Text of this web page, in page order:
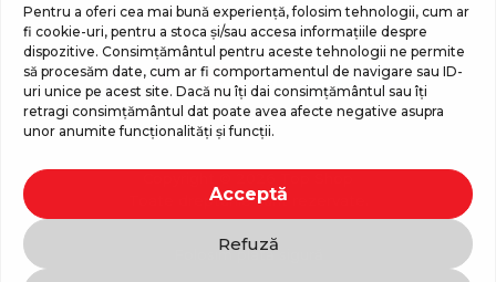
Pentru a oferi cea mai bună experiență, folosim tehnologii, cum ar
fi cookie-uri, pentru a stoca și/sau accesa informațiile despre
dispozitive. Consimțământul pentru aceste tehnologii ne permite
să procesăm date, cum ar fi comportamentul de navigare sau ID-
uri unice pe acest site. Dacă nu îți dai consimțământul sau îți
retragi consimțământul dat poate avea afecte negative asupra
unor anumite funcționalități și funcții.
Acceptă
Refuză
Regulament Campanie „100 zile pana la vis”
Toate drepturile sunt rezervate.
Folosim plată sigură